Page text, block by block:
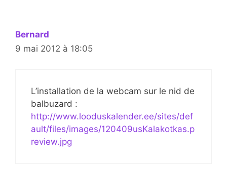
Bernard
9 mai 2012 à 18:05
L’installation de la webcam sur le nid de
balbuzard :
http://www.looduskalender.ee/sites/def
ault/files/images/120409usKalakotkas.p
review.jpg